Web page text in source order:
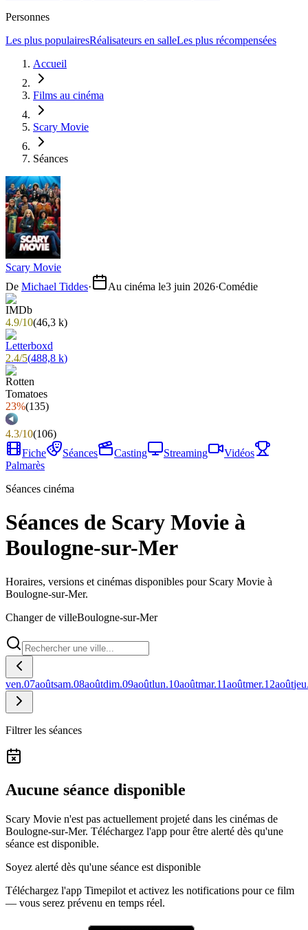
Personnes
Les plus populairesRéalisateurs en salleLes plus récompensées
Accueil
Films au cinéma
Scary Movie
Séances
Scary Movie
De Michael Tiddes· Au cinéma le3 juin 2026·Comédie
4.9/10(46,3 k)
2.4/5(488,8 k)
23%(135)
4.3/10(106)
Fiche
Séances Casting Streaming
Vidéos
Palmarès
Séances cinéma
Séances de Scary Movie à
Boulogne-sur-Mer
Horaires, versions et cinémas disponibles pour Scary Movie à
Boulogne-sur-Mer.
Changer de villeBoulogne-sur-Mer
ven.07aoûtsam.08aoûtdim.09aoûtlun.10aoûtmar.11aoûtmer.12août
Filtrer les séances
Aucune séance disponible
Scary Movie n'est pas actuellement projeté dans les cinémas de
Boulogne-sur-Mer. Téléchargez l'app pour être alerté dès qu'une
séance est disponible.
Soyez alerté dès qu'une séance est disponible
Téléchargez l'app Timepilot et activez les notifications pour ce film
— vous serez prévenu en temps réel.